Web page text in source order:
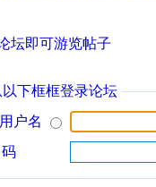
坛即可游览帖子
下框框登录论坛
用户名